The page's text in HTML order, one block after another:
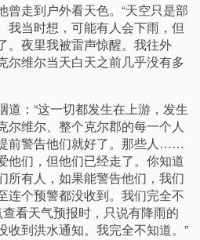
曾走到户外看天色。“天空只是部
我当时想，可能有人会下雨，但
。夜里我被雷声惊醒。我往外
尔维尔当天白天之前几乎没有多
道：“这一切都发生在上游，发生
尔维尔、整个克尔郡的每一个人
前警告他们就好了。那些人……
他们，但他们已经走了。你知道
所有人，如果能警告他们，我们
连个预警都没收到。我们完全不
看天气预报时，只说有降雨的
收到洪水通知。我完全不知道。”